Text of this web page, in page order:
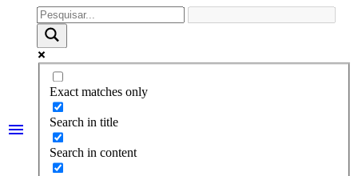
menu
Exact matches only
Search in title
Search in content